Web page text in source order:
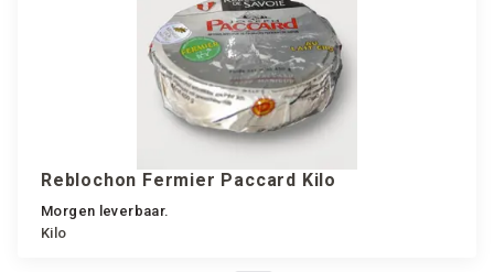
Reblochon Fermier Paccard Kilo
Morgen leverbaar.
Kilo